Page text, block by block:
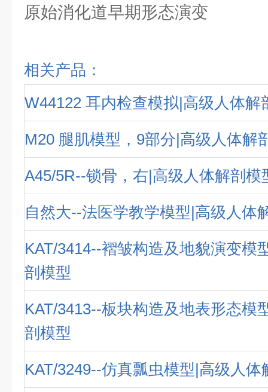
原始消化道早期形态演变
相关产品：
W44122 耳内检查模拟|高级人体解
M20 腿肌模型，9部分|高级人体解
A45/5R--锁骨，右|高级人体解剖模
自然大--法医学教学模型|高级人体
KAT/3414--褶皱构造及地貌演变模
剖模型
KAT/3413--板块构造及地表形态模
剖模型
KAT/3249--仿真瓢虫模型|高级人体